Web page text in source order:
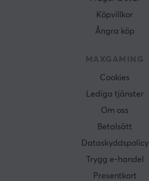
Köpvillkor
Ångra köp
MAXGAMING
Cookies
Lediga tjänster
Om oss
Betalsätt
Dataskyddspolicy
Trygg e-handel
Presentkort